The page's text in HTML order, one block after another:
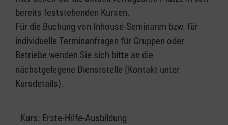
bereits feststehenden Kursen.
Für die Buchung von Inhouse-Seminaren bzw. für
individuelle Terminanfragen für Gruppen oder
Betriebe wenden Sie sich bitte an die
nächstgelegene Dienststelle (Kontakt unter
Kursdetails).
Kurs: Erste-Hilfe-Ausbildung